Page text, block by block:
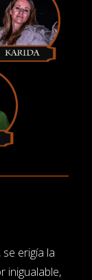
erigía la
inigualable,